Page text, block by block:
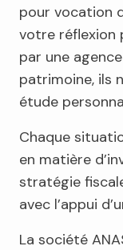
pour vocation
votre réflexion
par une
patrimoine, ils
étude
Chaque
en matière
stratégie
avec l’appui
La société